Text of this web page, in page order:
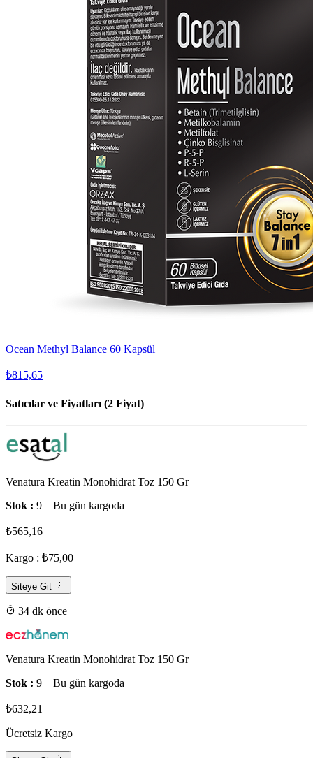
Ocean Methyl Balance 60 Kapsül
₺815,65
Satıcılar ve Fiyatları (2 Fiyat)
Venatura Kreatin Monohidrat Toz 150 Gr
Stok : 9 Bu gün kargoda
₺565,16
Kargo : ₺75,00
Siteye Git
34 dk önce
Venatura Kreatin Monohidrat Toz 150 Gr
Stok : 9 Bu gün kargoda
₺632,21
Ücretsiz Kargo